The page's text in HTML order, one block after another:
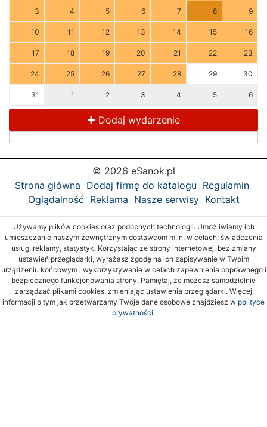
3 4 5 6 7 8 9
10 11 12 13 14 15 16
17 18 19 20 21 22 23
24 25 26 27 28 29 30
31 1 2 3 4 5 6
Dodaj wydarzenie
© 2026 eSanok.pl
Strona główna Dodaj firmę do katalogu Regulamin
Oglądalność Reklama Nasze serwisy Kontakt
Używamy plików cookies oraz podobnych technologii. Umożliwiamy ich
umieszczanie naszym zewnętrznym dostawcom m.in. w celach: świadczenia
usług, reklamy, statystyk. Korzystając ze strony internetowej, bez zmiany
ustawień przeglądarki, wyrażasz zgodę na ich zapisywanie w Twoim
urządzeniu końcowym i wykorzystywanie w celach zapewnienia poprawnego i
bezpiecznego funkcjonowania strony. Pamiętaj, że możesz samodzielnie
zarządzać plikami cookies, zmieniając ustawienia przeglądarki. Więcej
informacji o tym jak przetwarzamy Twoje dane osobowe znajdziesz w polityce
prywatności.